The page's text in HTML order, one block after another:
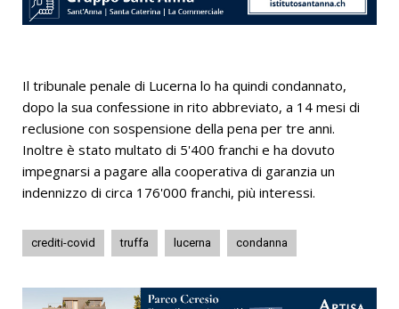
Il tribunale penale di Lucerna lo ha quindi condannato,
dopo la sua confessione in rito abbreviato, a 14 mesi di
reclusione con sospensione della pena per tre anni.
Inoltre è stato multato di 5'400 franchi e ha dovuto
impegnarsi a pagare alla cooperativa di garanzia un
indennizzo di circa 176'000 franchi, più interessi.
crediti-covid truffa lucerna condanna